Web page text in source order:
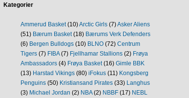
Kategorier
Ammerud Basket(10)Arctic Girls(7)Asker Aliens
(51) Bærum Basket(18) Bærums Verk Defenders
(6) Bergen Bulldogs(10) BLNO(72) Centrum
Tigers(7) FIBA(7) Fjellhamar Stallions(2) Frøya
Ambassadors(4) Frøya Basket(16) Gimle BBK
(13) Harstad Vikings(80) iFokus(11) Kongsberg
Penguins(50) Kristiansand Pirates(33) Langhus
(3) Michael Jordan (2) NBA(2) NBBF(17) NEBL